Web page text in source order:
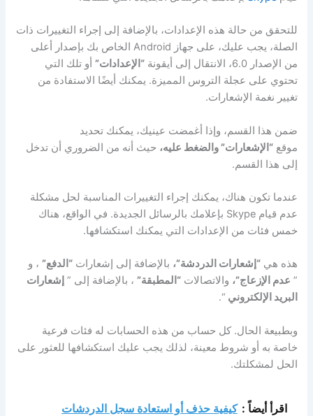
للتحقق من حالة هذه الإعدادات، بالإضافة إلى إجراء التغييرات ذات
الصلة، يجب عليك، على جهاز Android الخاص بك بإصدار أعلى
من الإصدار 6.0، الانتقال إلى أيقونة
“الإعدادات” أو تلك التي
تحتوي على عجلة التروس المميزة. يمكنك أيضًا الاستفادة من
تغيير نغمة الإشعارات.
ضمن هذا القسم، وإذا أغمضت عينيك، يمكنك تحديد
موقع“الإشعارات” والضغط عليه، حيث أنه من الضروري أن تدخل
إلى هذا القسم.
عندما تكون هناك، يمكنك إجراء التغييرات المناسبة لحل مشكلة
عدم قيام Skype بإعلامك بالرسائل الجديدة. في الواقع، هناك
خمس فئات من الإعدادات التي يمكنك استكشافها.
هذه هي“إشعارات الدردشة”، بالإضافة إلى إشعارات“الدفع” ، و
” عدم الإزعاج”، والاتصالات“المطبقة” ، بالإضافة إلى ”إشعارات
البريد الإلكتروني “.
وبطبيعة الحال. كل حساب من هذه الحسابات له فئات فرعية
خاصة به أو شروط معينة، لذلك يجب عليك استكشافها للعثور على
الحل لمشكلتك.
اقرأ أيضاً : كيفية حذف أو استعادة سجل الدردشات